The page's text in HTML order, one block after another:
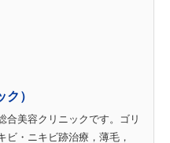
）
合美容クリニックです。ゴリ
ビ・ニキビ跡治療，薄毛，